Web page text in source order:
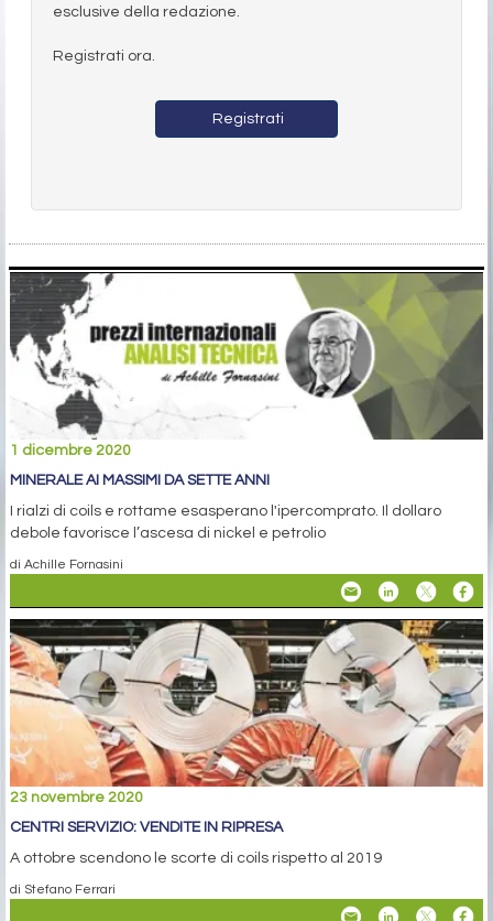
esclusive della redazione.
Registrati ora.
Registrati
1 dicembre 2020
MINERALE AI MASSIMI DA SETTE ANNI
I rialzi di coils e rottame esasperano l'ipercomprato. Il dollaro
debole favorisce l’ascesa di nickel e petrolio
di Achille Fornasini
23 novembre 2020
CENTRI SERVIZIO: VENDITE IN RIPRESA
A ottobre scendono le scorte di coils rispetto al 2019
di Stefano Ferrari